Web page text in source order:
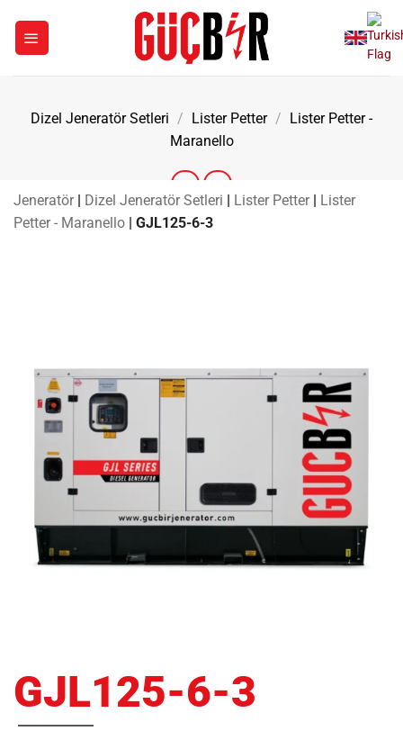
Dizel Jeneratör Setleri / Lister Petter / Lister Petter -
Maranello
Jeneratör | Dizel Jeneratör Setleri | Lister Petter | Lister
Petter - Maranello | GJL125-6-3
GJL125-6-3